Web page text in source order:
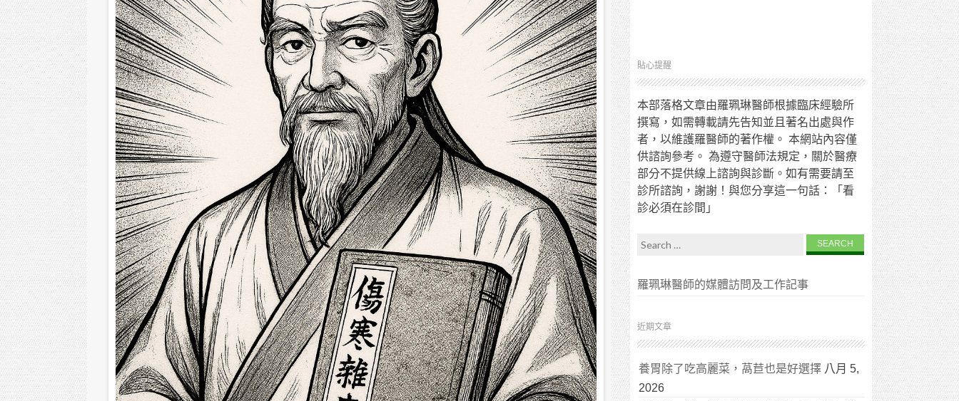
貼心提醒
本部落格文章由羅珮琳醫師根據臨床經驗所
撰寫，如需轉載請先告知並且著名出處與作
者，以維護羅醫師的著作權。 本網站內容僅
供諮詢參考。 為遵守醫師法規定，關於醫療
部分不提供線上諮詢與診斷。如有需要請至
診所諮詢，謝謝！與您分享這一句話：「看
診必須在診間」
Search for:
羅珮琳醫師的媒體訪問及工作記事
近期文章
養胃除了吃高麗菜，萵苣也是好選擇 八月 5,
2026